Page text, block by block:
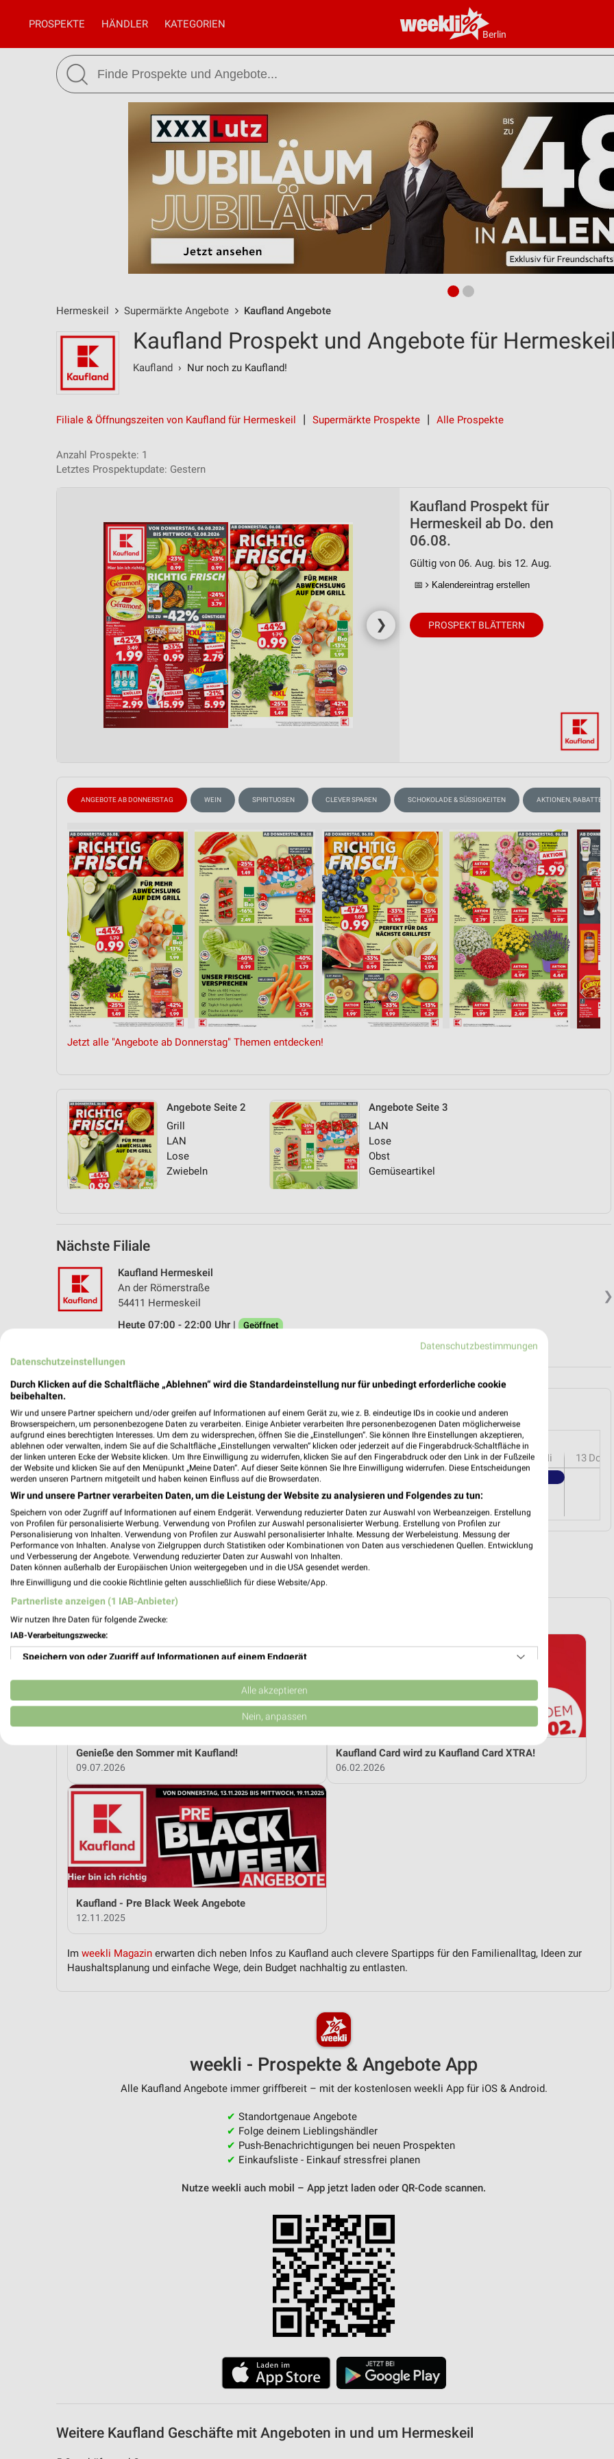
Berlin
PROSPEKTE HÄNDLER KATEGORIEN
Hermeskeil Supermärkte Angebote Kaufland Angebote
Kaufland Prospekt und Angebote für Hermeskeil
Kaufland › Nur noch zu Kaufland!
Filiale & Öffnungszeiten von Kaufland für Hermeskeil Supermärkte Prospekte Alle Prospekte
Anzahl Prospekte: 1
Letztes Prospektupdate: Gestern
❯
Kaufland Prospekt für
Hermeskeil ab Do. den
06.08.
Gültig von 06. Aug. bis 12. Aug.
📅 Kalendereintrag erstellen
PROSPEKT BLÄTTERN
ANGEBOTE AB DONNERSTAG WEIN SPIRITUOSEN CLEVER SPAREN SCHOKOLADE & SÜSSIGKEITEN AKTIONEN, RABATTE &
Jetzt alle "Angebote ab Donnerstag" Themen entdecken!
Angebote Seite 2
Grill
LAN
Lose
Zwiebeln
Angebote Seite 3
LAN
Lose
Obst
Gemüseartikel
Nächste Filiale
❯
Kaufland Hermeskeil
An der Römerstraße
54411 Hermeskeil
Heute 07:00 - 22:00 Uhr |
Geöffnet
Angebote-Kalender für Kaufland in Hermeskeil und Umgebung
Aug.
03Mo 04Di 05Mi 06 Do 07 Fr 08 Sa 09So 10Mo 11Di 12 Mi 13 Do
MEHR PROSPEKTE
weekli Magazin
Genieße den Sommer mit Kaufland!
09.07.2026
Kaufland Card wird zu Kaufland Card XTRA!
06.02.2026
Kaufland - Pre Black Week Angebote
12.11.2025
Im weekli Magazin erwarten dich neben Infos zu Kaufland auch clevere Spartipps für den Familienalltag, Ideen zur
Haushaltsplanung und einfache Wege, dein Budget nachhaltig zu entlasten.
weekli - Prospekte & Angebote App
Alle Kaufland Angebote immer griffbereit – mit der kostenlosen weekli App für iOS & Android.
✔ Standortgenaue Angebote
✔ Folge deinem Lieblingshändler
✔ Push-Benachrichtigungen bei neuen Prospekten
✔ Einkaufsliste - Einkauf stressfrei planen
Nutze weekli auch mobil – App jetzt laden oder QR-Code scannen.
Weitere Kaufland Geschäfte mit Angeboten in und um Hermeskeil
Datenschutzbestimmungen
Datenschutzeinstellungen
Durch Klicken auf die Schaltfläche „Ablehnen“ wird die Standardeinstellung nur für unbedingt erforderliche cookie
beibehalten.
Wir und unsere Partner speichern und/oder greifen auf Informationen auf einem Gerät zu, wie z. B. eindeutige IDs in cookie und anderen
Browserspeichern, um personenbezogene Daten zu verarbeiten. Einige Anbieter verarbeiten Ihre personenbezogenen Daten möglicherweise
aufgrund eines berechtigten Interesses. Um dem zu widersprechen, öffnen Sie die „Einstellungen“. Sie können Ihre Einstellungen akzeptieren,
ablehnen oder verwalten, indem Sie auf die Schaltfläche „Einstellungen verwalten“ klicken oder jederzeit auf die Fingerabdruck-Schaltfläche in
der linken unteren Ecke der Website klicken. Um Ihre Einwilligung zu widerrufen, klicken Sie auf den Fingerabdruck oder den Link in der Fußzeile
der Website und klicken Sie auf den Menüpunkt „Meine Daten“. Auf dieser Seite können Sie Ihre Einwilligung widerrufen. Diese Entscheidungen
werden unseren Partnern mitgeteilt und haben keinen Einfluss auf die Browserdaten.
Wir und unsere Partner verarbeiten Daten, um die Leistung der Website zu analysieren und Folgendes zu tun:
Speichern von oder Zugriff auf Informationen auf einem Endgerät. Verwendung reduzierter Daten zur Auswahl von Werbeanzeigen. Erstellung
von Profilen für personalisierte Werbung. Verwendung von Profilen zur Auswahl personalisierter Werbung. Erstellung von Profilen zur
Personalisierung von Inhalten. Verwendung von Profilen zur Auswahl personalisierter Inhalte. Messung der Werbeleistung. Messung der
Performance von Inhalten. Analyse von Zielgruppen durch Statistiken oder Kombinationen von Daten aus verschiedenen Quellen. Entwicklung
und Verbesserung der Angebote. Verwendung reduzierter Daten zur Auswahl von Inhalten.
Daten können außerhalb der Europäischen Union weitergegeben und in die USA gesendet werden.
Ihre Einwilligung und die cookie Richtlinie gelten ausschließlich für diese Website/App.
Partnerliste anzeigen (1 IAB-Anbieter)
Wir nutzen Ihre Daten für folgende Zwecke:
IAB-Verarbeitungszwecke:
Speichern von oder Zugriff auf Informationen auf einem Endgerät
Verwendung reduzierter Daten zur Auswahl von Werbeanzeigen
Erstellung von Profilen für personalisierte Werbung
Erstellung von Profilen zur Personalisierung von Inhalten
Verwendung von Profilen zur Auswahl personalisierter Inhalte
Messung der Werbeleistung
Messung der Performance von Inhalten
Analyse von Zielgruppen durch Statistiken oder Kombinationen von Daten aus verschiedenen
Entwicklung und Verbesserung der Angebote
Verwendung reduzierter Daten zur Auswahl von Inhalten
IAB-Besonderheiten:
Geräte anhand von aktiv angeforderten Informationen identifizieren
Alle akzeptieren
Nein, anpassen